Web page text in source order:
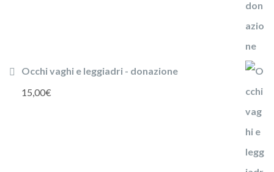
Occhi vaghi e leggiadri - donazione
15,00€